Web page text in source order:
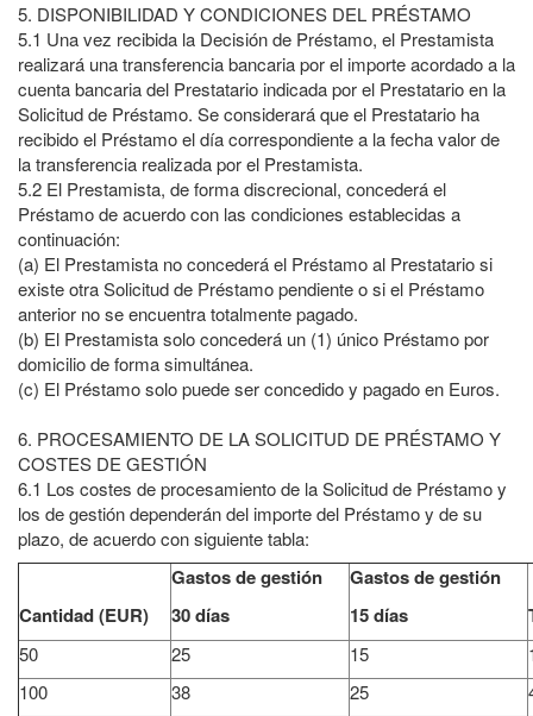
5. DISPONIBILIDAD Y CONDICIONES DEL PRÉSTAMO
5.1 Una vez recibida la Decisión de Préstamo, el Prestamista
realizará una transferencia bancaria por el importe acordado a la
cuenta bancaria del Prestatario indicada por el Prestatario en la
Solicitud de Préstamo. Se considerará que el Prestatario ha
recibido el Préstamo el día correspondiente a la fecha valor de
la transferencia realizada por el Prestamista.
5.2 El Prestamista, de forma discrecional, concederá el
Préstamo de acuerdo con las condiciones establecidas a
continuación:
(a) El Prestamista no concederá el Préstamo al Prestatario si
existe otra Solicitud de Préstamo pendiente o si el Préstamo
anterior no se encuentra totalmente pagado.
(b) El Prestamista solo concederá un (1) único Préstamo por
domicilio de forma simultánea.
(c) El Préstamo solo puede ser concedido y pagado en Euros.
6. PROCESAMIENTO DE LA SOLICITUD DE PRÉSTAMO Y
COSTES DE GESTIÓN
6.1 Los costes de procesamiento de la Solicitud de Préstamo y
los de gestión dependerán del importe del Préstamo y de su
plazo, de acuerdo con siguiente tabla:
Cantidad (EUR)
Gastos de gestión
30 días
Gastos de gestión
15 días
50 25 15
100
38 25